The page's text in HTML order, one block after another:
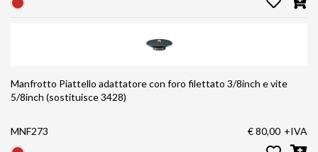
Manfrotto Piattello adattatore con foro filettato 3/8inch e vite
5/8inch (sostituisce 3428)
MNF273 € 80,00 +IVA